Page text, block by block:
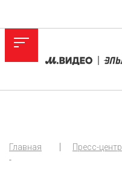
Главная Пресс-центр
-